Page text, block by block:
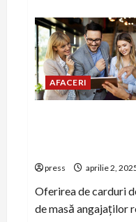
comune
în
relațiile
media
din
PR
business
AFACERI
press aprilie 2,
Oferirea de carduri
de masă angajaților